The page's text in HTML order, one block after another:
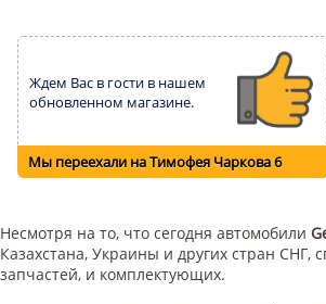
Ждем Вас в гости в нашем
обновленном магазине.
Мы переехали на Тимофея Чаркова 6
Несмотря на то, что сегодня автомобили
Казахстана, Украины и других стран СНГ,
запчастей, и комплектующих.